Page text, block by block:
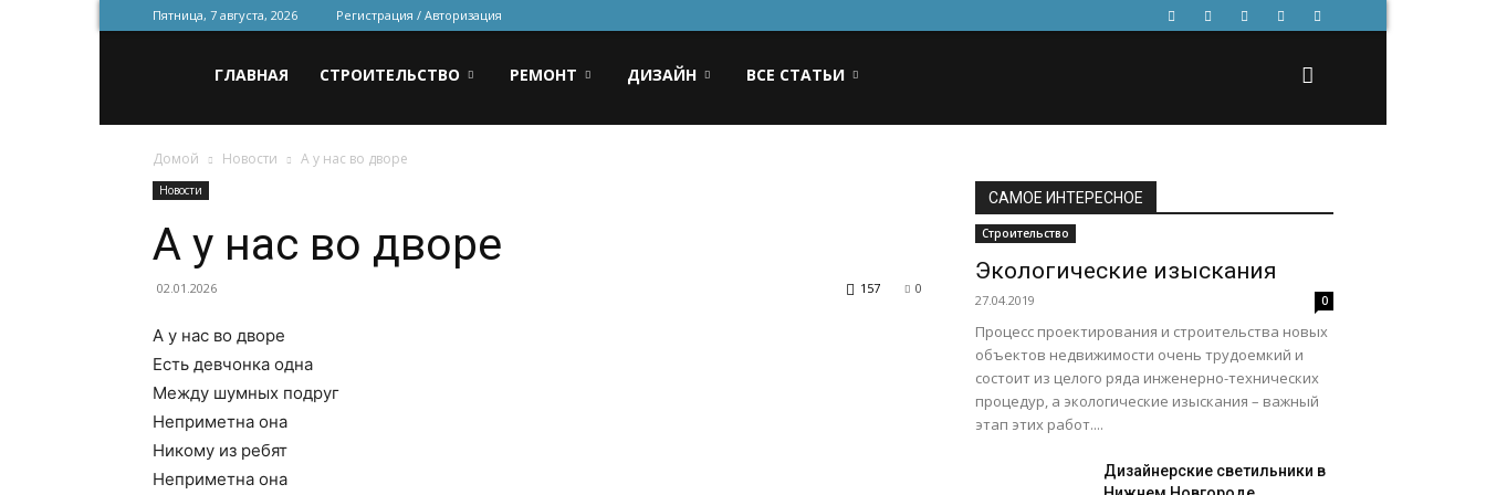
Пятница, 7 августа, 2026 Регистрация / Авторизация
для
строительства
и
ремонта
ГЛАВНАЯ СТРОИТЕЛЬСТВО РЕМОНТ ДИЗАЙН ВСЕ СТАТЬИ
Домой Новости А у нас во дворе
Новости
А у нас во дворе
02.01.2026 0
157
А у нас во дворе
Есть девчонка одна
Между шумных подруг
Неприметна она
Никому из ребят
Неприметна она
САМОЕ ИНТЕРЕСНОЕ
Строительство
Экологические изыскания
27.04.2019 0
Процесс проектирования и строительства новых
объектов недвижимости очень трудоемкий и
состоит из целого ряда инженерно-технических
процедур, а экологические изыскания – важный
этап этих работ....
Дизайнерские светильники в